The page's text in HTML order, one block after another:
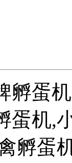
孵蛋
蛋机,
孵蛋